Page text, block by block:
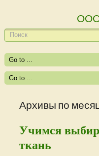
Архивы по
Учимся
ткань